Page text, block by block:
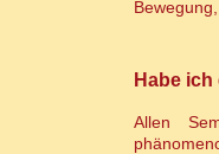
Habe
Allen